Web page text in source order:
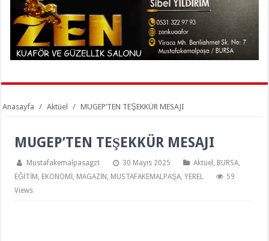
Anasayfa / Aktüel / MUGEP’TEN TEŞEKKÜR MESAJI
MUGEP’TEN TEŞEKKÜR MESAJI
Mustafakemalpasagzt 30 Mayıs 2025 Aktüel BURSA,
EĞİTİM EKONOMİ MAGAZİN MUSTAFAKEMALPAŞA ,YEREL
59
Views